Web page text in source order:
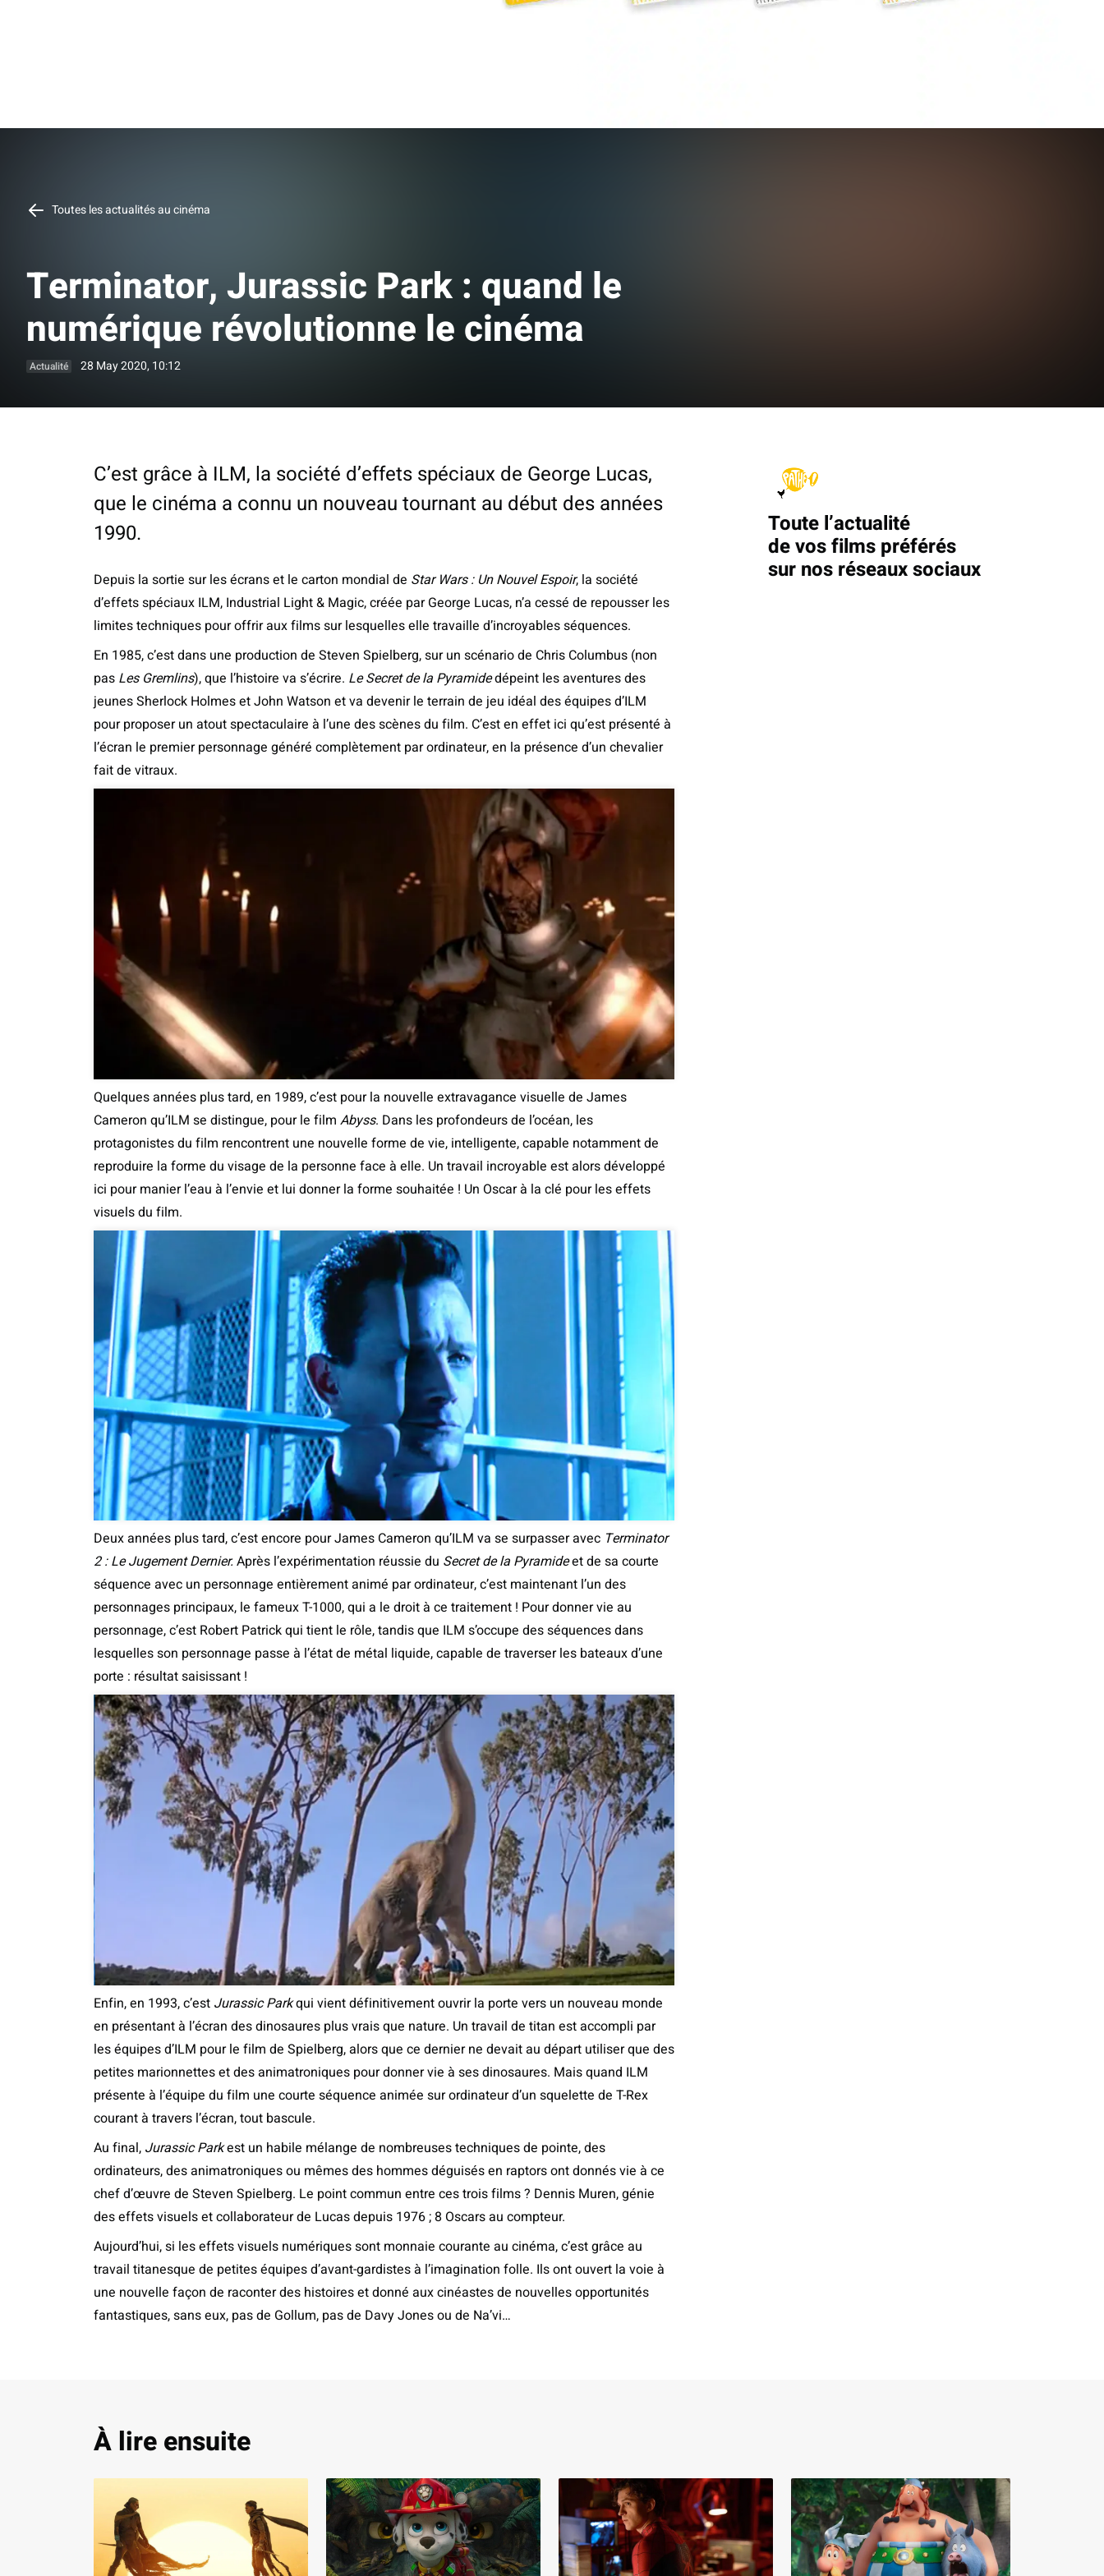
Toutes les actualités au cinéma
Terminator, Jurassic Park : quand le
numérique révolutionne le cinéma
Actualité 28 May 2020, 10:12
C’est grâce à ILM, la société d’effets spéciaux de George Lucas,
que le cinéma a connu un nouveau tournant au début des années
1990.
Depuis la sortie sur les écrans et le carton mondial de Star Wars : Un Nouvel Espoir, la société
d’effets spéciaux ILM, Industrial Light & Magic, créée par George Lucas, n’a cessé de repousser les
limites techniques pour offrir aux films sur lesquelles elle travaille d’incroyables séquences.
En 1985, c’est dans une production de Steven Spielberg, sur un scénario de Chris Columbus (non
pas Les Gremlins), que l’histoire va s’écrire. Le Secret de la Pyramidedépeint les aventures des
jeunes Sherlock Holmes et John Watson et va devenir le terrain de jeu idéal des équipes d’ILM
pour proposer un atout spectaculaire à l’une des scènes du film. C’est en effet ici qu’est présenté à
l’écran le premier personnage généré complètement par ordinateur, en la présence d’un chevalier
fait de vitraux.
Quelques années plus tard, en 1989, c’est pour la nouvelle extravagance visuelle de James
Cameron qu’ILM se distingue, pour le film Abyss. Dans les profondeurs de l’océan, les
protagonistes du film rencontrent une nouvelle forme de vie, intelligente, capable notamment de
reproduire la forme du visage de la personne face à elle. Un travail incroyable est alors développé
ici pour manier l’eau à l’envie et lui donner la forme souhaitée ! Un Oscar à la clé pour les effets
visuels du film.
Deux années plus tard, c’est encore pour James Cameron qu’ILM va se surpasser avec Terminator
2 : Le Jugement Dernier.Après l’expérimentation réussie du Secret de la Pyramideet de sa courte
séquence avec un personnage entièrement animé par ordinateur, c’est maintenant l’un des
personnages principaux, le fameux T-1000, qui a le droit à ce traitement ! Pour donner vie au
personnage, c’est Robert Patrick qui tient le rôle, tandis que ILM s’occupe des séquences dans
lesquelles son personnage passe à l’état de métal liquide, capable de traverser les bateaux d’une
porte : résultat saisissant !
Enfin, en 1993, c’est Jurassic Parkqui vient définitivement ouvrir la porte vers un nouveau monde
en présentant à l’écran des dinosaures plus vrais que nature. Un travail de titan est accompli par
les équipes d’ILM pour le film de Spielberg, alors que ce dernier ne devait au départ utiliser que des
petites marionnettes et des animatroniques pour donner vie à ses dinosaures. Mais quand ILM
présente à l’équipe du film une courte séquence animée sur ordinateur d’un squelette de T-Rex
courant à travers l’écran, tout bascule.
Au final, Jurassic Parkest un habile mélange de nombreuses techniques de pointe, des
ordinateurs, des animatroniques ou mêmes des hommes déguisés en raptors ont donnés vie à ce
chef d’œuvre de Steven Spielberg. Le point commun entre ces trois films ? Dennis Muren, génie
des effets visuels et collaborateur de Lucas depuis 1976 ; 8 Oscars au compteur.
Aujourd’hui, si les effets visuels numériques sont monnaie courante au cinéma, c’est grâce au
travail titanesque de petites équipes d’avant-gardistes à l’imagination folle. Ils ont ouvert la voie à
une nouvelle façon de raconter des histoires et donné aux cinéastes de nouvelles opportunités
fantastiques, sans eux, pas de Gollum, pas de Davy Jones ou de Na’vi…
Toute l’actualité
de vos films préférés
sur nos réseaux sociaux
À lire ensuite